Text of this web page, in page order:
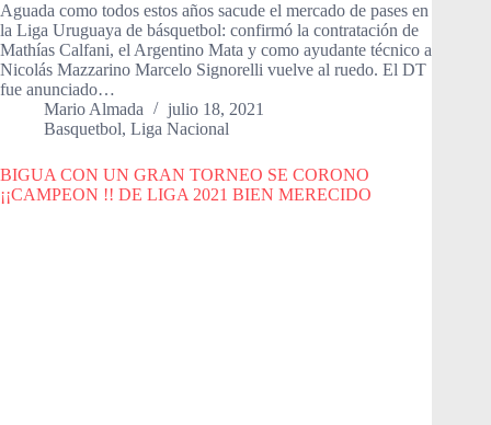
Aguada como todos estos años sacude el mercado de pases en
la Liga Uruguaya de básquetbol: confirmó la contratación de
Mathías Calfani, el Argentino Mata y como ayudante técnico a
Nicolás Mazzarino Marcelo Signorelli vuelve al ruedo. El DT
fue anunciado…
Mario Almada
julio 18, 2021
Basquetbol, Liga Nacional
BIGUA CON UN GRAN TORNEO SE CORONO
¡¡CAMPEON !! DE LIGA 2021 BIEN MERECIDO